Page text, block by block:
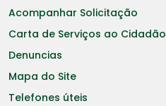
Acompanhar Solicitação
Carta de Serviços ao Cidadão
Denuncias
Mapa do Site
Telefones úteis